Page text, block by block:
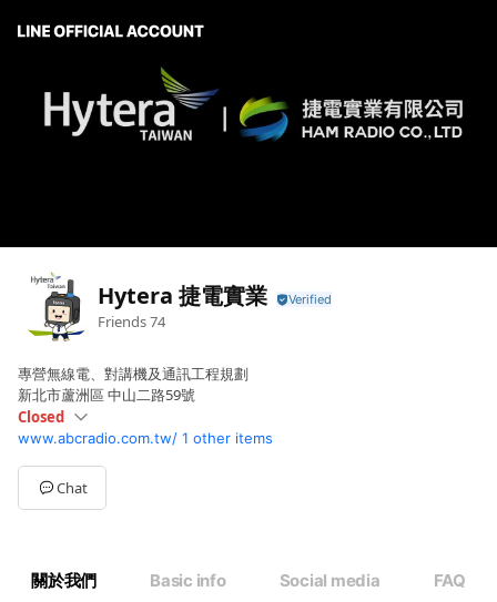
Hytera 捷電實業
Friends74
專營無線電、對講機及通訊工程規劃
新北市蘆洲區 中山二路59號
Closed
SunClosed
Mon09:00 - 18:00
Tue09:00 - 18:00
Wed09:00 - 18:00
SatClosed
www.abcradio.com.tw/ 1 other items
Chat
關於我們 Basic info Social media FAQ